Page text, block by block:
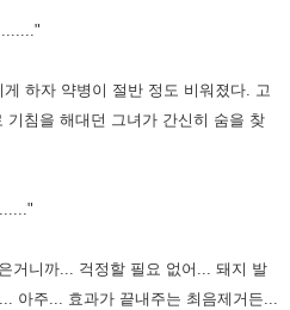
하자 약병이 절반 정도 비워졌다. 고
기침을 해대던 그녀가 간신히 숨을 찾
거니까... 걱정할 필요 없어... 돼지 발
아주... 효과가 끝내주는 최음제거든...